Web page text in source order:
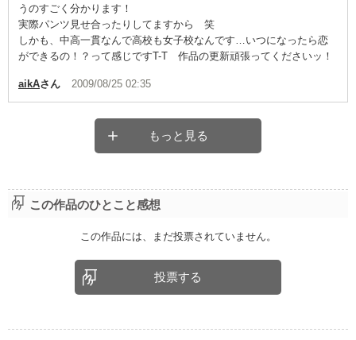
うのすごく分かります！
実際パンツ見せ合ったりしてますから 笑
しかも、中高一貫なんで高校も女子校なんです…いつになったら恋
ができるの！？って感じですT-T 作品の更新頑張ってくださいッ！
aikAさん 2009/08/25 02:35
もっと見る
この作品のひとこと感想
この作品には、まだ投票されていません。
投票する